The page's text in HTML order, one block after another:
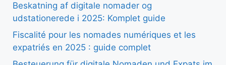
Beskatning af digitale nomader og
udstationerede i 2025: Komplet guide
Fiscalité pour les nomades numériques et les
expatriés en 2025 : guide complet